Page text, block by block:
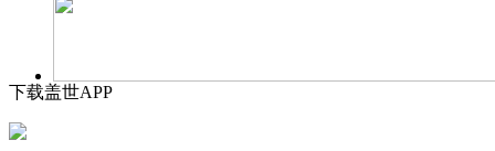
下载盖世APP